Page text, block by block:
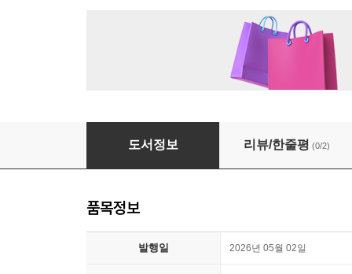
오늘도 일하고 밥하고 아이를 키웁니다
도서정보 리뷰/한줄평 (0/2)
품목정보
발행일 2026년 05월 02일